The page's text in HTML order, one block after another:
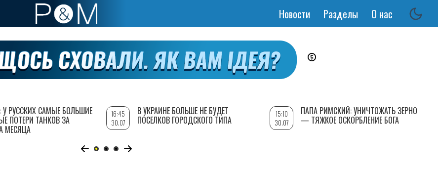
Основная
Новости Разделы О нас
У РУССКИХ САМЫЕ БОЛЬШИЕ
ПОТЕРИ ТАНКОВ ЗА
МЕСЯЦА
16:45
30.07
В УКРАИНЕ БОЛЬШЕ НЕ БУДЕТ
ПОСЕЛКОВ ГОРОДСКОГО ТИПА
15:10
30.07
ПАПА РИМСКИЙ: УНИЧТОЖАТЬ ЗЕРНО
— ТЯЖКОЕ ОСКОРБЛЕНИЕ БОГА